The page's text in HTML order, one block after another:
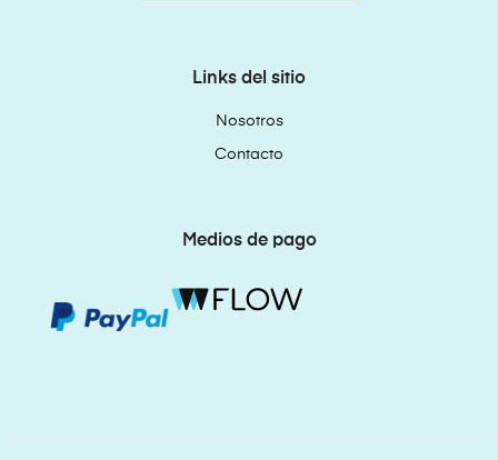
Links del sitio
Nosotros
Contacto
Medios de pago